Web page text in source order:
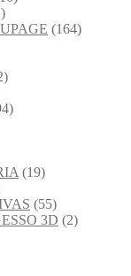
(164)
(19)
(55)
3D (2)